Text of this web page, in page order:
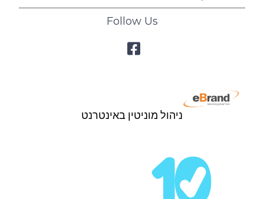
Follow Us
ניהול מוניטין באינטרנט